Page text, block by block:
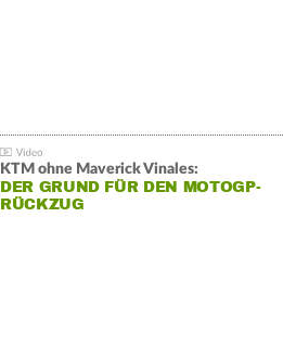
KTM ohne Maverick Vinales:
DER GRUND FÜR DEN MOTOGP-
RÜCKZUG